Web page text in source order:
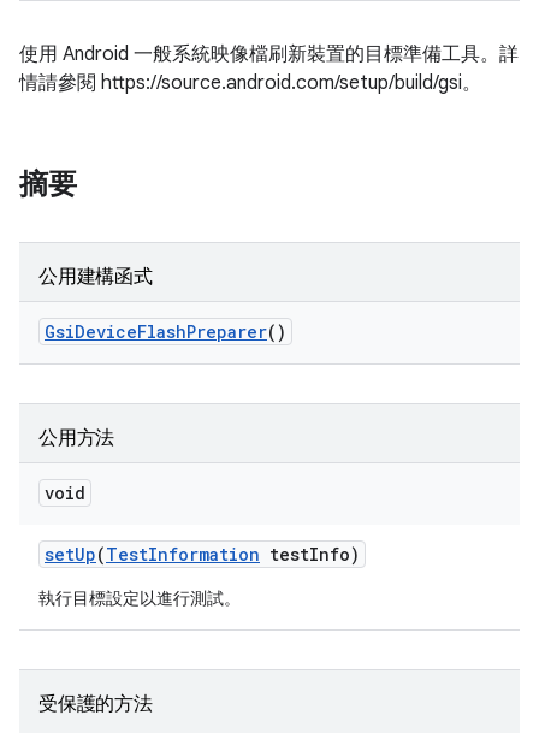
使用 Android 一般系統映像檔刷新裝置的目標準備工具。詳
情請參閱 https://source.android.com/setup/build/gsi。
摘要
公用建構函式
GsiDeviceFlashPreparer()
公用方法
void
setUp(TestInformation testInfo)
執行目標設定以進行測試。
受保護的方法